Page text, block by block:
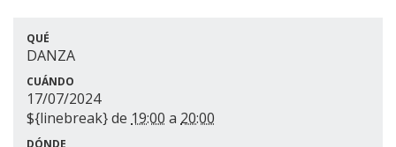
QUÉ
DANZA
CUÁNDO
17/07/2024
${linebreak} de 19:00 a 20:00
DÓNDE